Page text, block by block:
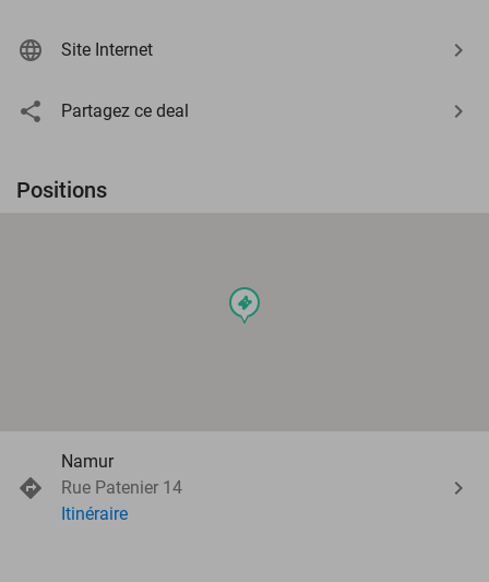
Site Internet
Partagez ce deal
Positions
events
Namur
Rue Patenier 14
Itinéraire